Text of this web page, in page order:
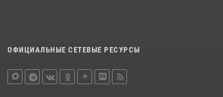
ОФИЦИАЛЬНЫЕ СЕТЕВЫЕ РЕСУРСЫ